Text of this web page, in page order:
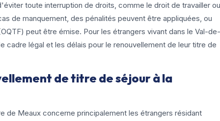
toute interruption de droits, comme le droit de travailler ou
de manquement, des pénalités peuvent être appliquées, ou
peut être émise. Pour les étrangers vivant dans le Val-de-
cadre légal et les délais pour le renouvellement de leur titre de
de titre de séjour à la
de Meaux concerne principalement les étrangers résidant